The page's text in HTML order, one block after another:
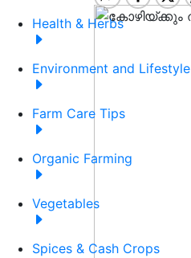
Health & Herbs
Environment and Lifestyle
Farm Care Tips
Organic Farming
Vegetables
Spices & Cash Crops